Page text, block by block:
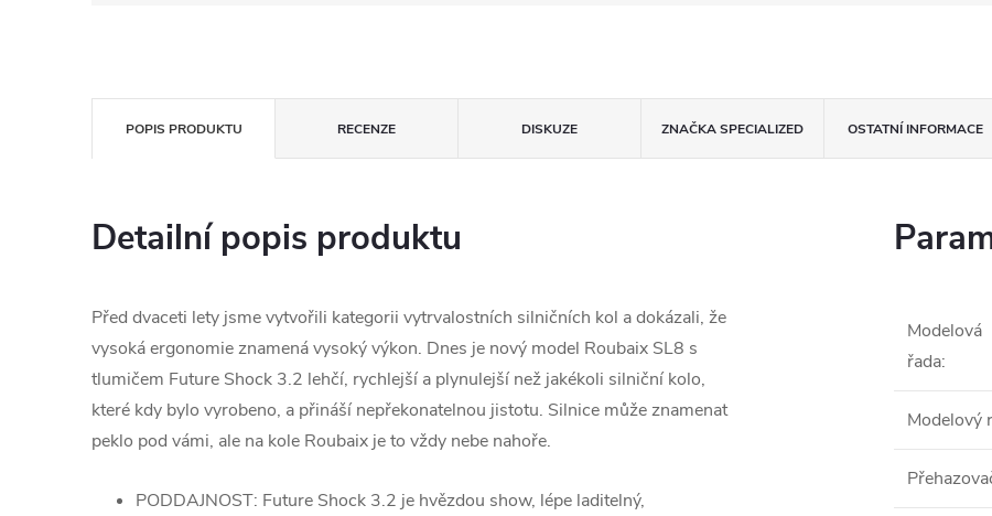
POPIS PRODUKTU RECENZE DISKUZE ZNAČKASPECIALIZED OSTATNÍ INFORMACE
Detailní popis produktu
Před dvaceti lety jsme vytvořili kategorii vytrvalostních silničních kol a dokázali, že
vysoká ergonomie znamená vysoký výkon. Dnes je nový model Roubaix SL8 s
tlumičem Future Shock 3.2 lehčí, rychlejší a plynulejší než jakékoli silniční kolo,
které kdy bylo vyrobeno, a přináší nepřekonatelnou jistotu. Silnice může znamenat
peklo pod vámi, ale na kole Roubaix je to vždy nebe nahoře.
PODDAJNOST: Future Shock 3.2 je hvězdou show, lépe laditelný,
Modelová
řada:
Modelový